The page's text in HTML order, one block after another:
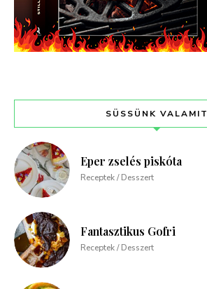
SÜSSÜNK VALAMIT
Eper zselés piskóta
Receptek / Desszert
Fantasztikus Gofri
Receptek / Desszert